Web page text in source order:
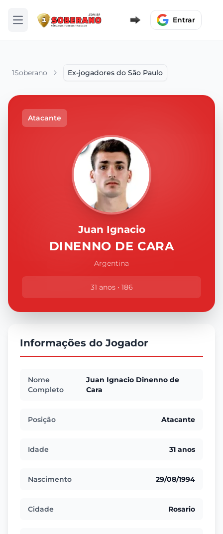
Abrir menu Entrar
1Soberano Ex-jogadores do São Paulo
Atacante
Juan Ignacio
DINENNO DE CARA
Argentina
31 anos • 186
Informações do Jogador
Nome
Completo
Juan Ignacio Dinenno de
Cara
Posição Atacante
Idade 31 anos
Nascimento 29/08/1994
Cidade Rosario